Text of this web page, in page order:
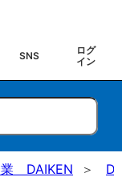
SNS
ログ
イン
業 DAIKEN